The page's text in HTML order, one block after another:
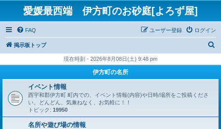
愛媛最西端 伊方町のお砂庭[よろず屋]
FAQ ログイン
ユーザー登録
掲示板トップ
現在時刻 - 2026年8月08日(土) 9:48 pm
伊方町の名所
イベント情報
西宇和郡伊方町 町内での、イベント情報(内容)や日時/場所をご投稿くださ
い。どんどん、気兼ねなく、お気軽に！！
トピック: 19950
名所や遊び場の情報